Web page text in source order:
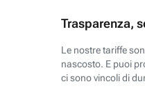
Trasparenza,
Le nostre tariffe
nascosto. E puoi
ci sono vincoli di